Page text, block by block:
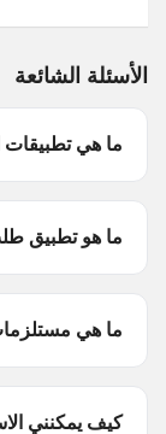
الأسئلة الشائعة
ما هي تطبيقات
ما هو تطبيق
ما هي
كيف يمكنني